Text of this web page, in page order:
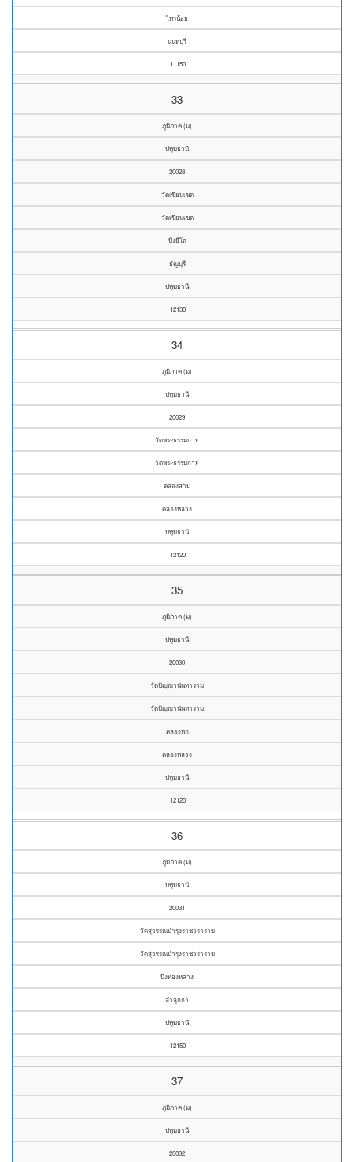
ไทรน้อย
นนทบุรี
11150
33
ภูมิภาค (ม)
ปทุมธานี
20028
วัดเขียนเขต
วัดเขียนเขต
บึงยี่โถ
ธัญบุรี
ปทุมธานี
12130
34
ภูมิภาค (ม)
ปทุมธานี
20029
วัดพระธรรมกาย
วัดพระธรรมกาย
คลองสาม
คลองหลวง
ปทุมธานี
12120
35
ภูมิภาค (ม)
ปทุมธานี
20030
วัดปัญญานันทาราม
วัดปัญญานันทาราม
คลองหก
คลองหลวง
ปทุมธานี
12120
36
ภูมิภาค (ม)
ปทุมธานี
20031
วัดสุวรรณบำรุงราชวราราม
วัดสุวรรณบำรุงราชวราราม
บึงทองหลาง
ลำลูกกา
ปทุมธานี
12150
37
ภูมิภาค (ม)
ปทุมธานี
20032